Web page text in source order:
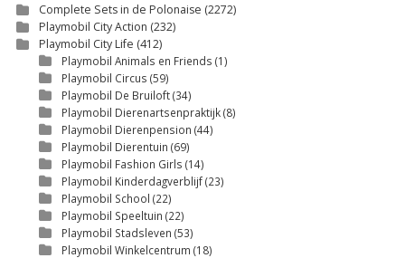
Complete Sets in de Polonaise (2272)
Playmobil City Action (232)
Playmobil City Life (412)
Playmobil Animals en Friends (1)
Playmobil Circus (59)
Playmobil De Bruiloft(34)
Playmobil Dierenartsenpraktijk(8)
Playmobil Dierenpension (44)
Playmobil Dierentuin (69)
Playmobil Fashion Girls (14)
Playmobil Kinderdagverblijf(23)
Playmobil School (22)
Playmobil Speeltuin (22)
Playmobil Stadsleven (53)
Playmobil Winkelcentrum (18)